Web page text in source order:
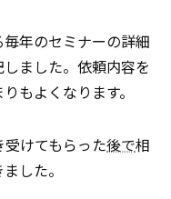
年のセミナーの詳細
ました。依頼内容を
もよくなります。
けてもらった後で相
した。